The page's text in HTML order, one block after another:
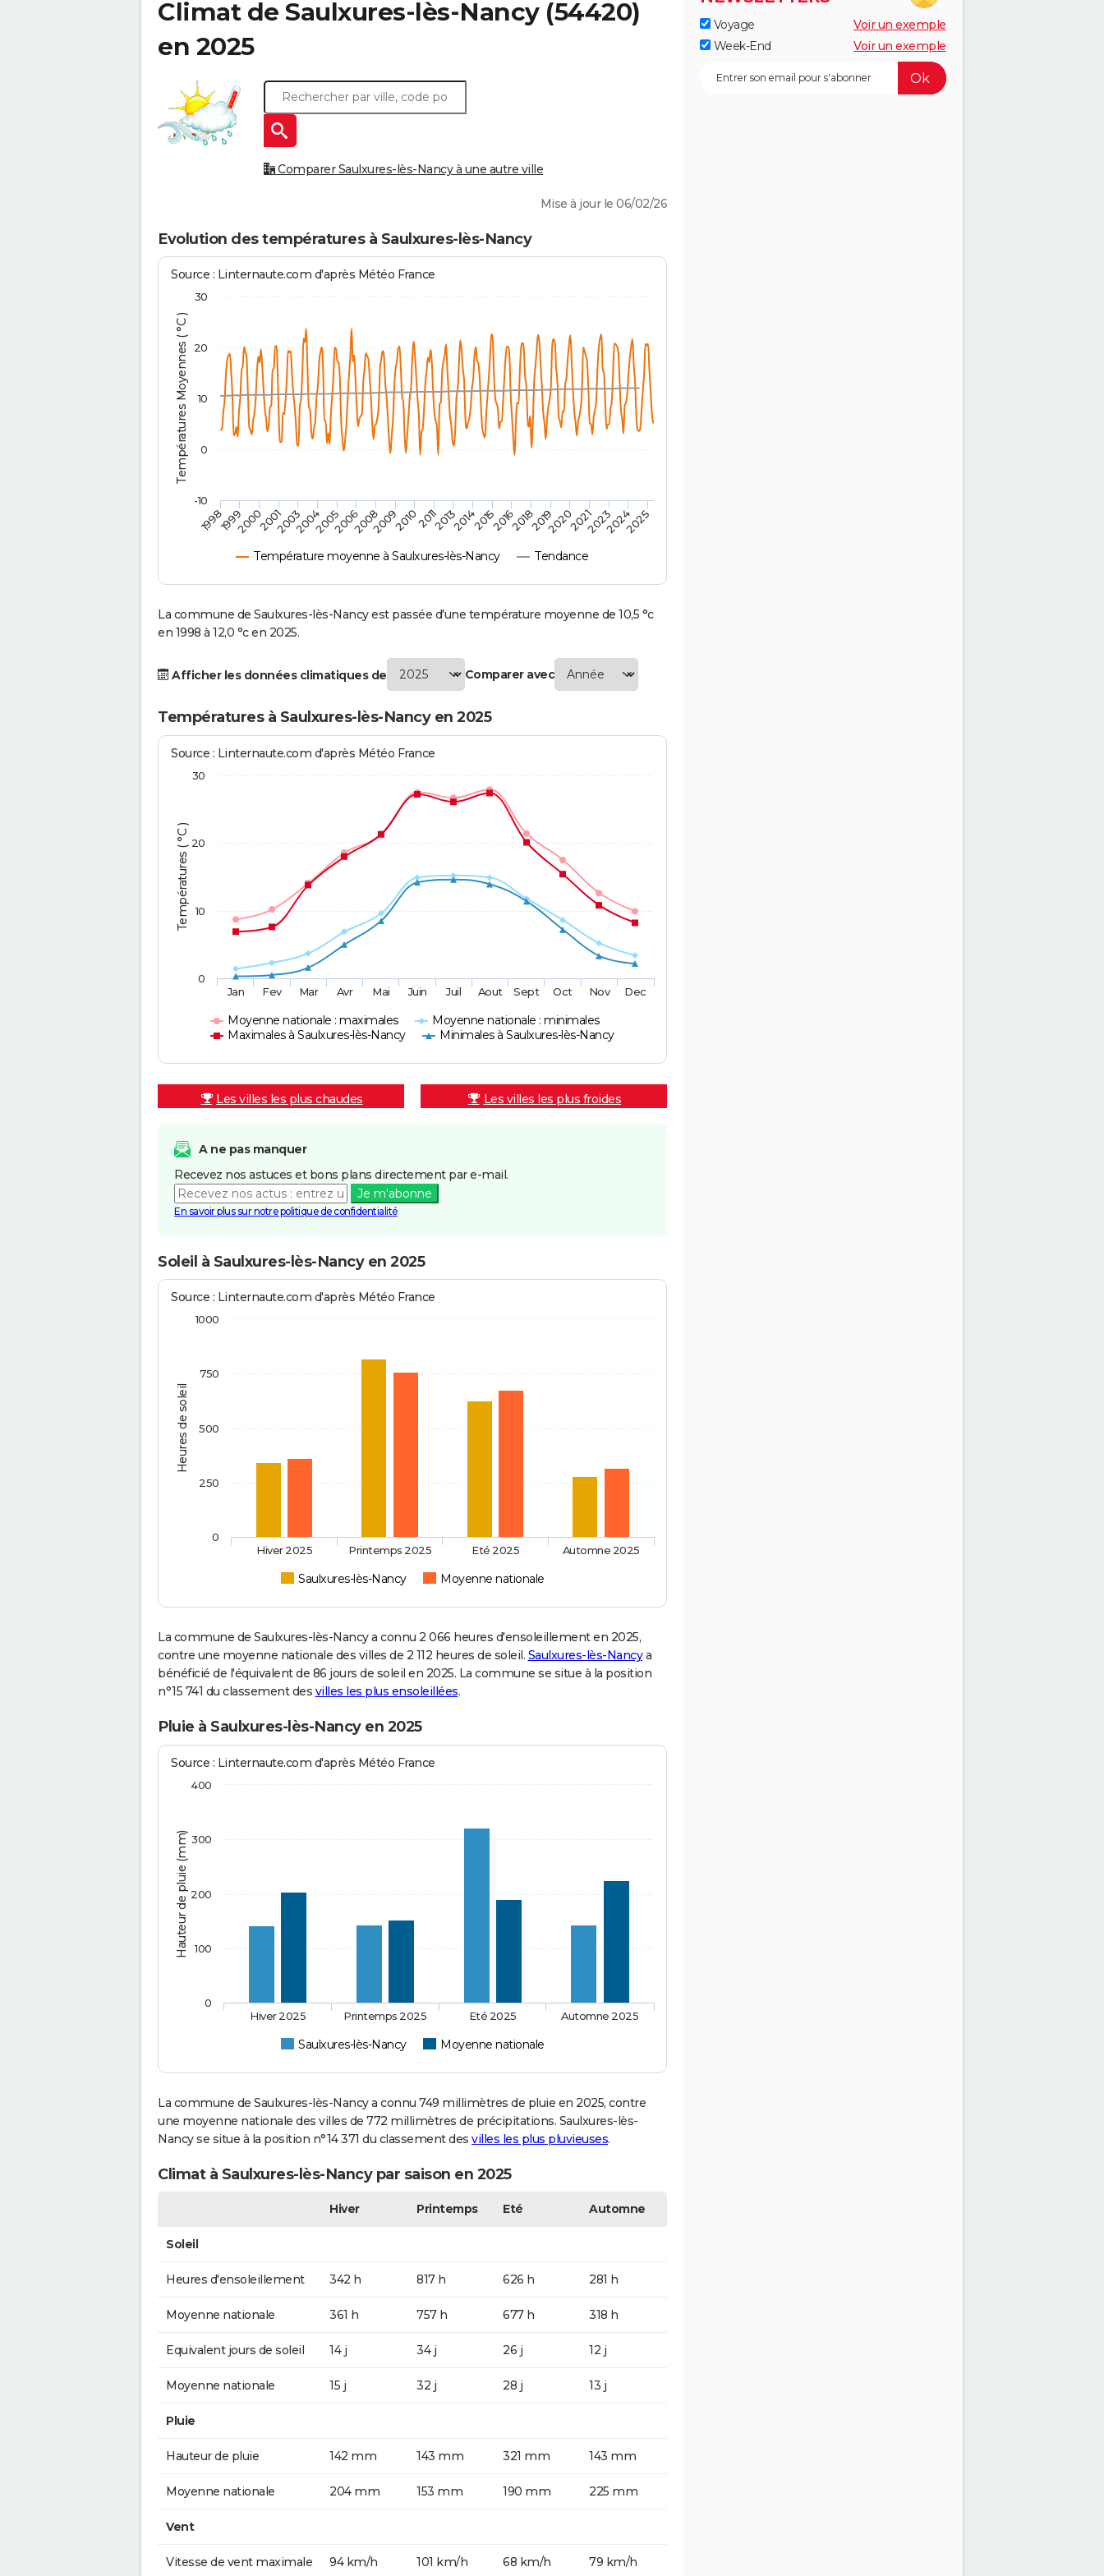
Climat de Saulxures-lès-Nancy(54420)
en 2025
Comparer Saulxures-lès-Nancy à une autre ville
Mise à jour le 06/02/26
Evolution des températures à Saulxures-lès-Nancy
Températures Moyennes ( °C )
Source : Linternaute.com d'après Météo France
Température moyenne à Saulxures-lès-Nancy Tendance
1998 2014
199920002001200320042005200620082009201020112013 201520162018201920202021202320242025
0
10
20
-10
30
La commune de Saulxures-lès-Nancy est passée d'une température moyenne de 10,5 °c
en 1998 à 12,0 °c en 2025.
Afficher les données climatiques de Comparer avec
Températures à Saulxures-lès-Nancy en 2025
Températures ( °C )
Source : Linternaute.com d'après Météo France
Moyenne nationale : maximales
Moyenne nationale : minimales
Maximales à Saulxures-lès-Nancy
Minimales à Saulxures-lès-Nancy
Jan Fev Mar Avr Mai Juin Juil Aout Sept Oct Nov Dec
0
10
20
30
Les villes les plus chaudes Les villes les plus froides
A ne pas manquer
Recevez nos astuces et bons plans directement par e-mail.
Je m'abonne
En savoir plus sur notre politique de confidentialité
Soleil à Saulxures-lès-Nancy en 2025
Heures de soleil
Source : Linternaute.com d'après Météo France
Saulxures-lès-Nancy Moyenne nationale
Hiver 2025 Printemps 2025 Eté 2025 Automne 2025
0
250
500
750
1000
La commune de Saulxures-lès-Nancy a connu 2 066 heures d'ensoleillement en 2025,
contre une moyenne nationale des villes de 2 112 heures de soleil. Saulxures-lès-Nancya
bénéficié de l'équivalent de 86 jours de soleil en 2025. La commune se situe à la position
n°15 741 du classement des villes les plus ensoleillées.
Pluie à Saulxures-lès-Nancy en 2025
Hauteur de pluie (mm)
Source : Linternaute.com d'après Météo France
Saulxures-lès-Nancy Moyenne nationale
Hiver 2025 Printemps 2025 Eté 2025 Automne 2025
0
100
200
300
400
La commune de Saulxures-lès-Nancy a connu 749 millimètres de pluie en 2025, contre
une moyenne nationale des villes de 772 millimètres de précipitations. Saulxures-lès-
Nancy se situe à la position n°14 371 du classement des villes les plus pluvieuses.
Climat à Saulxures-lès-Nancy par saison en 2025
Hiver Printemps Eté Automne
Soleil
Heures d'ensoleillement 342 h 817 h 626 h 281 h
Moyenne nationale 361 h 757 h 677 h 318 h
Equivalent jours de soleil 14 j 34 j 26 j 12 j
Moyenne nationale 15 j 32 j 28 j 13 j
Pluie
Hauteur de pluie 142 mm 143 mm 321 mm 143 mm
Moyenne nationale 204 mm 153 mm 190 mm 225 mm
Vent
Vitesse de vent maximale 94 km/h 101 km/h 68 km/h 79 km/h
Voyage
Voir un exemple
Week-End
Voir un exemple